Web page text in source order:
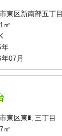
東区新南部五丁目
㎡
年
07月
東区東町三丁目
㎡